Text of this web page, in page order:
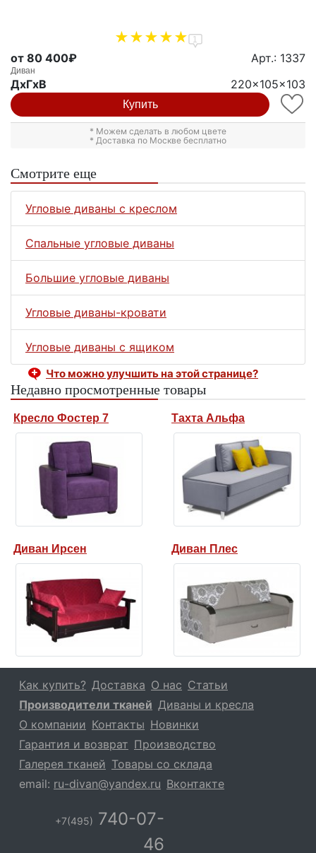
1
от 80 400₽ Арт.: 1337
Диван
ДxГxВ 220x105x103
Купить
* Можем сделать в любом цвете
* Доставка по Москве бесплатно
Смотрите еще
Угловые диваны с креслом
Спальные угловые диваны
Большие угловые диваны
Угловые диваны-кровати
Угловые диваны с ящиком
Что можно улучшить на этой странице?
Недавно просмотренные товары
Кресло Фостер 7 Тахта Альфа
Диван Ирсен Диван Плес
Как купить? Доставка О нас Статьи
Производители тканей Диваны и кресла
О компании Контакты Новинки
Гарантия и возврат Производство
Галерея тканей Товары со склада
email: ru-divan@yandex.ru Вконтакте
+7(495) 740-07-
46